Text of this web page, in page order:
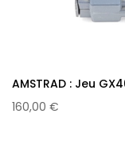
AMSTRAD : Jeu
160,00 €